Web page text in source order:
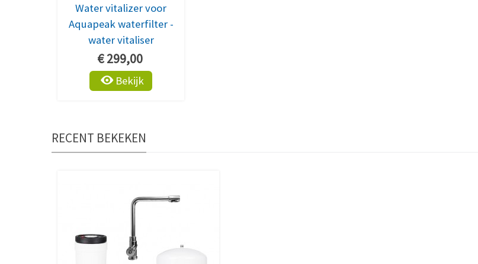
Water vitalizer voor
Aquapeak waterfilter -
water vitaliser
€ 299,00
Bekijk
RECENT BEKEKEN